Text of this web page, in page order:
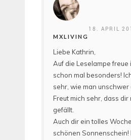
MXLIVING
18. APRIL
Liebe Kathrin,
Auf die Leselampe freue
schon mal besonders!
sehr, wie man unschwer
Freut mich sehr, dass dir
gefällt.
Auch dir ein tolles
schönen Sonnenschein!